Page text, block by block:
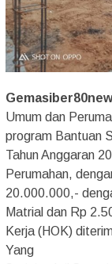
Umum dan
program Bantuan
Tahun Anggaran
Perumahan,
20.000.000,-
Matrial dan Rp
Kerja (HOK)
Yang